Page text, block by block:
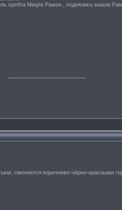
хребта Мицпе Рамон , поднялись маале
сменяется коричнево-чёрно-красными